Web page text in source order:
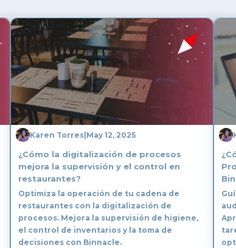
Karen Torres May 12, 2025
¿Cómo la digitalización de procesos
mejora la supervisión y el control en
restaurantes?
Optimiza la operación de tu cadena de
restaurantes con la digitalización de
procesos. Mejora la supervisión de higiene,
el control de inventarios y la toma de
decisiones con Binnacle.